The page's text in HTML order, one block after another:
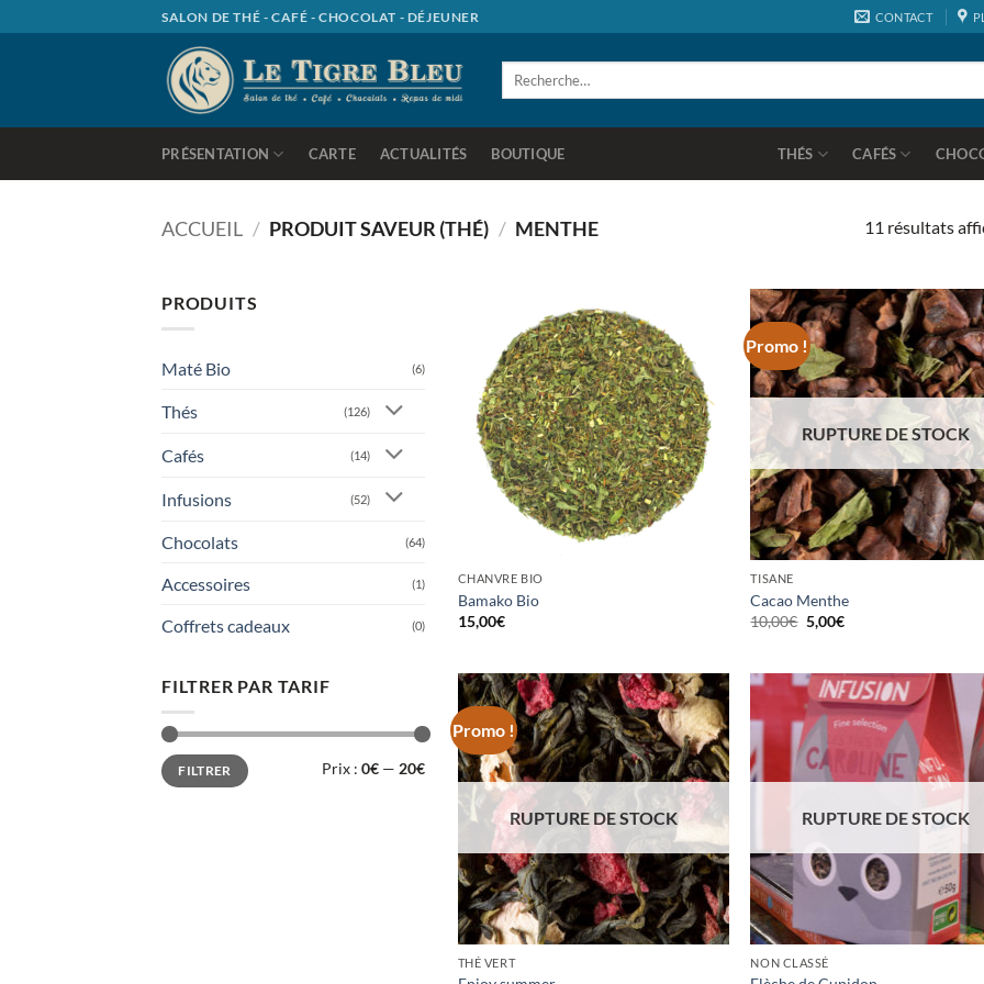
au
SALON DE THÉ - CAFÉ - CHOCOLAT - DÉJEUNER CONTACT
Recherche
PRÉSENTATION CARTE ACTUALITÉS BOUTIQUE THÉS CAFÉS
ACCUEIL / PRODUIT SAVEUR (THÉ) / MENTHE 11 résultats
PRODUITS
Maté Bio (6)
Thés (126)
Cafés (14)
Infusions (52)
Chocolats (64)
Accessoires (1)
Coffrets cadeaux (0)
FILTRER PAR TARIF
Prix
min
Prix
maxFILTRER Prix : 0€ — 20€
Ajouter
à la
wishlist
CHANVRE BIO
Bamako Bio
15,00€
Promo !
à
RUPTURE DE STOCK
TISANE
Cacao Menthe
10,00€ Le
prix
10,00€.
5,00€Le
5,00€.
Promo !
Ajouter
à la
wishlist
RUPTURE DE STOCK
THÉ VERT
RUPTURE DE STOCK
NON CLASSÉ